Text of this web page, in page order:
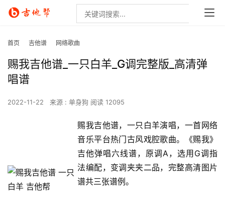
首页 吉他谱 网络歌曲
赐我吉他谱_一只白羊_G调完整版_高清弹
唱谱
2022-11-22 来源 : 单身狗 阅读 12095
赐我吉他谱，一只白羊演唱，一首网络
音乐平台热门古风戏腔歌曲。《赐我》
吉他弹唱六线谱，原调A，选用G调指
法编配，变调夹夹二品，完整高清图片
谱共三张谱例。